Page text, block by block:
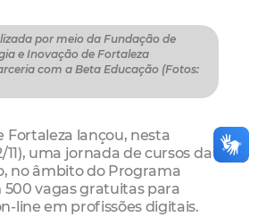
por meio da Fundação de
e Inovação de Fortaleza
com a Beta Educação (Fotos:
Fortaleza lançou, nesta
11), uma jornada de cursos da
no âmbito do Programa
500 vagas gratuitas para
line em profissões digitais.